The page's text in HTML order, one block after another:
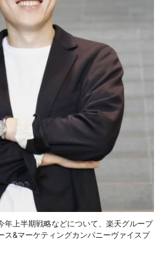
上半期戦略などについて、楽天グループ
ス&マーケティングカンパニーヴァイスプ